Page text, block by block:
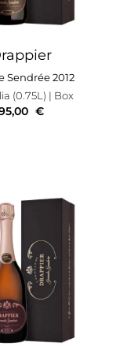
Sendrée 2012
(0.75L) | Box
€